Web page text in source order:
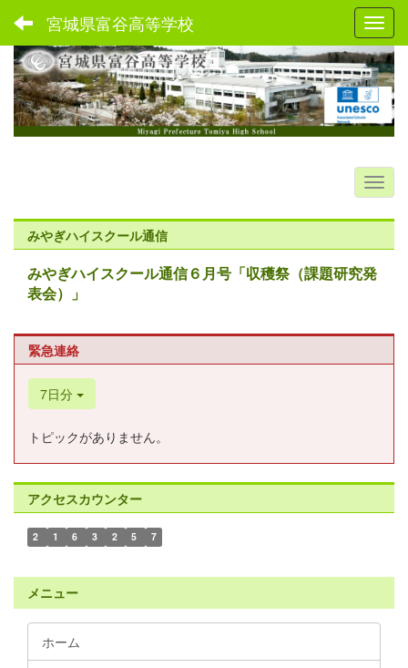
宮城県富谷高等学校
みやぎハイスクール通信
みやぎハイスクール通信６月号「収穫祭（課題研究発
表会）」
緊急連絡
7日分
トピックがありません。
アクセスカウンター
2 1 6 3 2 5 7
メニュー
ホーム